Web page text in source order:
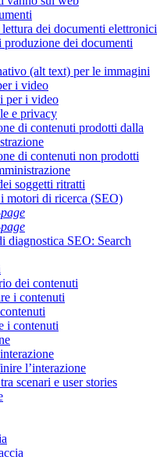
dei documenti elettronici
dei documenti
(alt text) per le immagini
i video
per i video
e privacy
di contenuti prodotti dalla
di contenuti non prodotti
soggetti ritratti
motori di ricerca (SEO)
diagnostica SEO: Search
dei contenuti
i contenuti
i contenuti
l’interazione
scenari e user stories